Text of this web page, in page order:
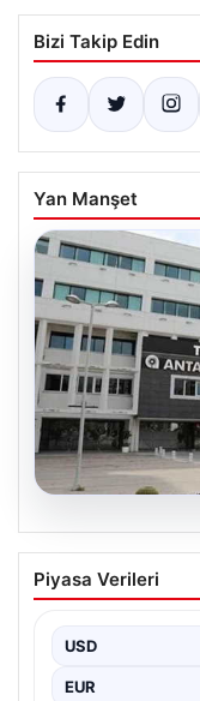
Bizi Takip Edin
Yan Manşet
Antalya
Yönelik
Bırakıldı
Antalya
Piyasa Verileri
USD
EUR